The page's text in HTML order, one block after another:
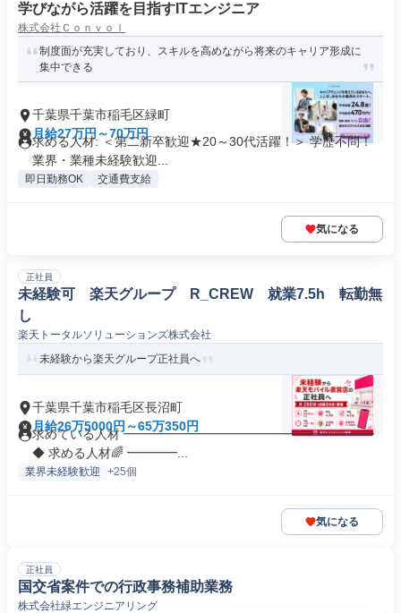
学びながら活躍を目指すITエンジニア
株式会社Ｃｏｎｖｏｌ
制度面が充実しており、スキルを高めながら将来のキャリア形成に
集中できる
千葉県千葉市稲毛区緑町
月給27万円～70万円
求める人材: ＜第二新卒歓迎★20～30代活躍！＞ 学歴不問！
業界・業種未経験歓迎...
即日勤務OK 交通費支給
気になる
正社員
未経験可 楽天グループ R_CREW 就業7.5h 転勤無
し
楽天トータルソリューションズ株式会社
未経験から楽天グループ正社員へ
千葉県千葉市稲毛区長沼町
月給26万5000円～65万350円
求めている人材 ━━━━━━━━━━━━━━━━━━━━
◆ 求める人材🌈 ━━━━...
業界未経験歓迎 +25個
気になる
正社員
国交省案件での行政事務補助業務
株式会社緑エンジニアリング